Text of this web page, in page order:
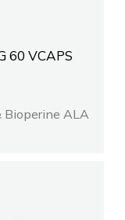
60 VCAPS
Bioperine ALA